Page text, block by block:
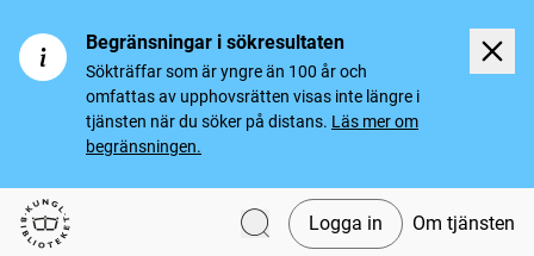
Begränsningar i sökresultaten
Sökträffar som är yngre än 100 år och
omfattas av upphovsrätten visas inte längre i
tjänsten när du söker på distans. Läs mer om
begränsningen.
Svenska tidningar
Logga in Om tjänsten